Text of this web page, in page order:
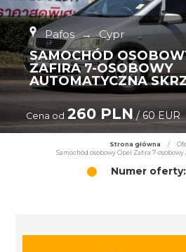
Pafos → Cypr
SAMOCHÓD
ZAFIRA 7-OSOBOWY
AUTOMATYCZNA
Cena od 260 PLN/ 60 EUR
Strona główna /
Samochód osobowy Opel Zafira 7-
Numer oferty: